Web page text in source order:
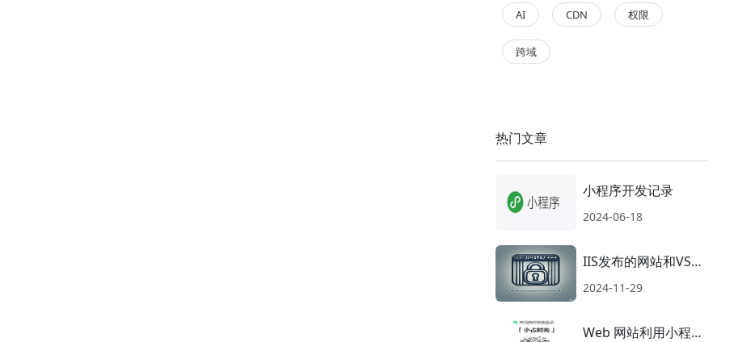
AI CDN 权限
跨域
热门文章
小程序开发记录
2024-06-18
IIS发布的网站和VS调
试不能访问处理
2024-11-29
Web 网站利用小程序